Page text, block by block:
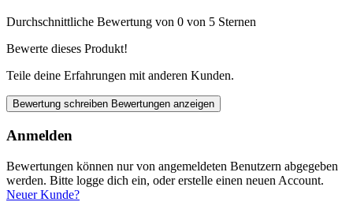
Durchschnittliche Bewertung von 0 von 5 Sternen
Bewerte dieses Produkt!
Teile deine Erfahrungen mit anderen Kunden.
Bewertung schreiben Bewertungen anzeigen
Anmelden
Bewertungen können nur von angemeldeten Benutzern abgegeben
werden. Bitte logge dich ein, oder erstelle einen neuen Account.
Neuer Kunde?